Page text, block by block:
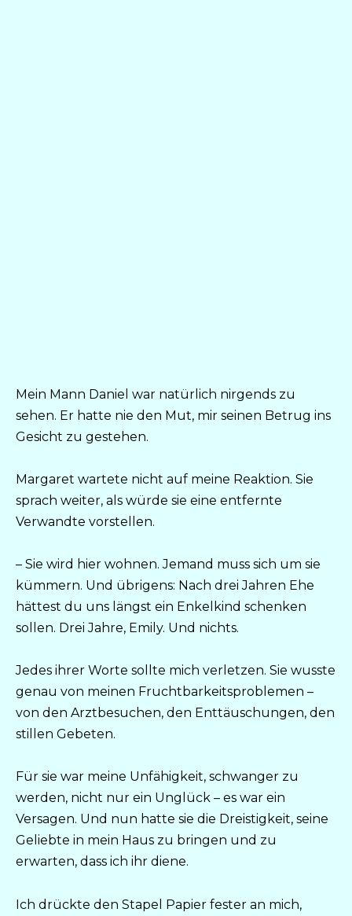
Mein Mann Daniel war natürlich nirgends zu
sehen. Er hatte nie den Mut, mir seinen Betrug ins
Gesicht zu gestehen.
Margaret wartete nicht auf meine Reaktion. Sie
sprach weiter, als würde sie eine entfernte
Verwandte vorstellen.
– Sie wird hier wohnen. Jemand muss sich um sie
kümmern. Und übrigens: Nach drei Jahren Ehe
hättest du uns längst ein Enkelkind schenken
sollen. Drei Jahre, Emily. Und nichts.
Jedes ihrer Worte sollte mich verletzen. Sie wusste
genau von meinen Fruchtbarkeitsproblemen –
von den Arztbesuchen, den Enttäuschungen, den
stillen Gebeten.
Für sie war meine Unfähigkeit, schwanger zu
werden, nicht nur ein Unglück – es war ein
Versagen. Und nun hatte sie die Dreistigkeit, seine
Geliebte in mein Haus zu bringen und zu
erwarten, dass ich ihr diene.
Ich drückte den Stapel Papier fester an mich,